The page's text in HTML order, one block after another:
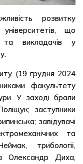
розвитку
що
та викладачів у
(19 грудня 2024
факультету
У заході брали
заступники
завідувачі
та
трибології,
Олександр Диха,